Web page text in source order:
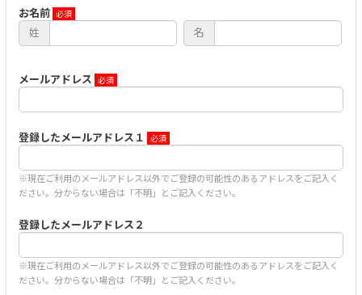
お名前
姓
名
メールアドレス
登録したメールアドレス１
※現在ご利用のメールアドレス以外でご登録の可能性のあるアドレスをご記入く
ださい。分からない場合は「不明」とご記入ください。
登録したメールアドレス２
※現在ご利用のメールアドレス以外でご登録の可能性のあるアドレスをご記入く
ださい。分からない場合は「不明」とご記入ください。